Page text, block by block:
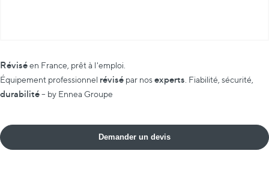
Réviséen France, prêt à l'emploi.
Équipement professionnel révisé par nosexperts . Fiabilité, sécurité,
durabilité– by Ennea Groupe
Demander un devis